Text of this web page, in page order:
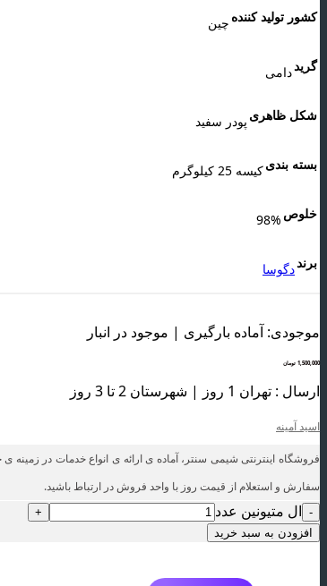
کشور تولید کننده چین
گریددامی
شکل ظاهری پودر سفید
بسته بندیکیسه 25 کیلوگرم
خلوص 98%
برنددگوسا
موجودی: آماده بارگیری | موجود در انبار
1,500,000 تومان
ارسال : تهران 1 روز | شهرستان 2 تا 3 روز
اسید آمینه
فروشگاه اینترنتی شیمی سنتر، آماده ی ارائه ی انواع خدمات در
سفارش و استعلام از قیمت روز با واحد فروش در ارتباط باشید.
ال متیونین عدد
افزودن به سبد خرید